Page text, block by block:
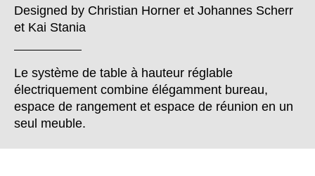
Bulgaria(BG)
Canada(CA)
Corée du Sud (KR)
Croatie(HR)
Côte d'Ivoire(CI)
Danemark
Espagne(ES)
Designed by Christian Horner et Johannes Scherr
et Kai Stania
Le système de table à hauteur réglable
électriquement combine élégamment bureau,
espace de rangement et espace de réunion en un
seul meuble.